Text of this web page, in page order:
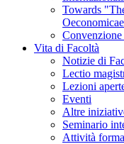
Towards
Vita di Facoltà
Notizie di
Lectio
Lezioni
Eventi
Altre
Seminario
Attività